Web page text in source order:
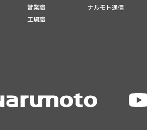
営業職
工場職
ナルモト通信